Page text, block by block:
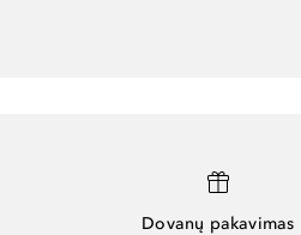
Dovanų pakavimas